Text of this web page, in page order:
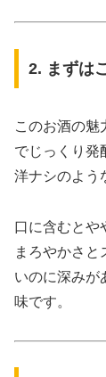
2. まずは
このお酒の魅
でじっくり発
洋ナシのよう
口に含むとや
まろやかさと
いのに深みが
味です。